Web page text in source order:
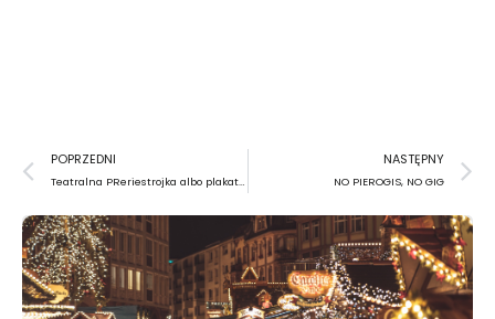
Prev
POPRZEDNI
Teatralna PReriestrojka albo plakatowe mezalianse z rozsądku
NASTĘPNY
NO PIEROGIS, NO GIG